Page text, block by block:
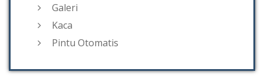
Galeri
Kaca
Pintu Otomatis